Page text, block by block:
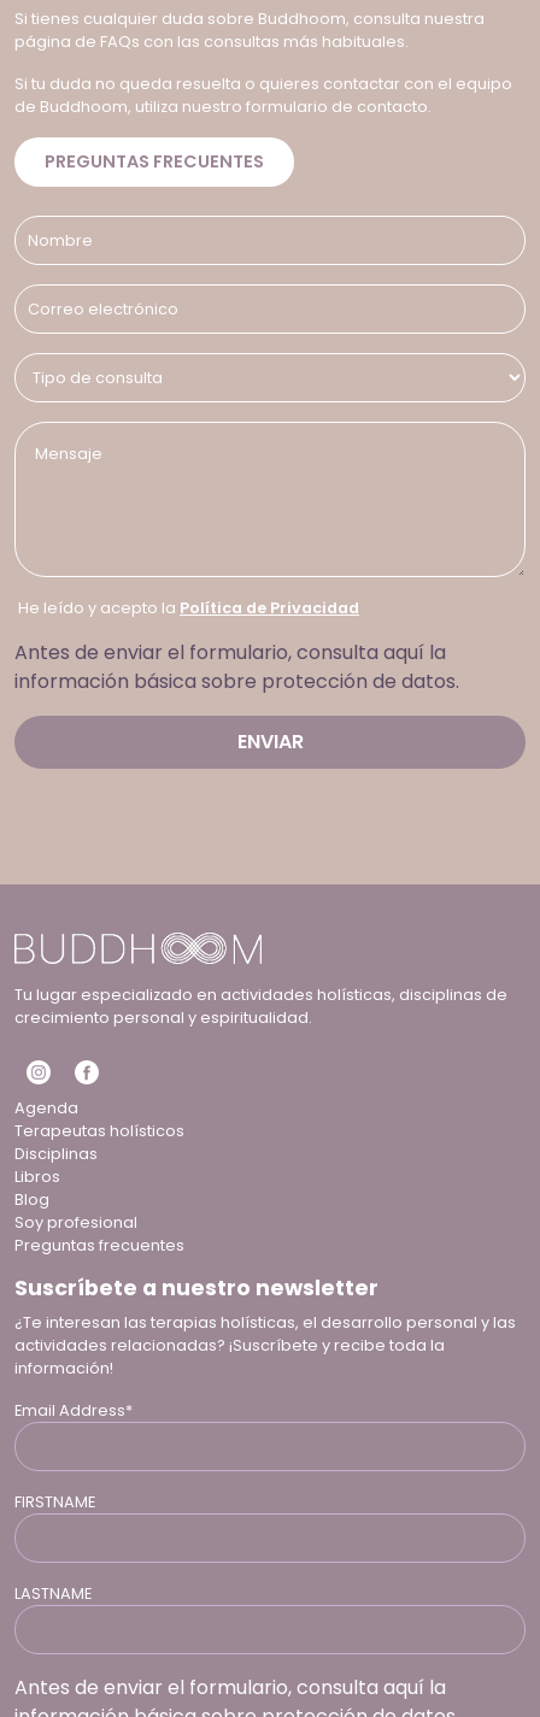
Si tienes cualquier duda sobre Buddhoom, consulta nuestra
página de FAQs con las consultas más habituales.
Si tu duda no queda resuelta o quieres contactar con el equipo
de Buddhoom, utiliza nuestro formulario de contacto.
PREGUNTAS FRECUENTES
He leído y acepto la Política de Privacidad
Antes de enviar el formulario, consulta aquí la
información básica sobre protección de datos.
Tu lugar especializado en actividades holísticas, disciplinas de
crecimiento personal y espiritualidad.
Agenda
Terapeutas holísticos
Disciplinas
Libros
Blog
Soy profesional
Preguntas frecuentes
Suscríbete a nuestro newsletter
¿Te interesan las terapias holísticas, el desarrollo personal y las
actividades relacionadas? ¡Suscríbete y recibe toda la
información!
Email Address*
FIRSTNAME
LASTNAME
Antes de enviar el formulario, consulta aquí la